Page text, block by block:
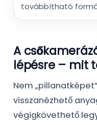
továbbítható
A
lépésre – mit
Nem
visszanézhető
végigkövethető